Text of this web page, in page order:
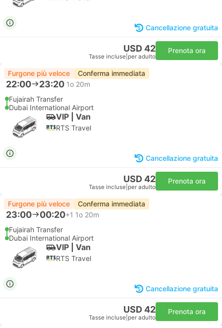
Cancellazione gratuita
USD 42
Tasse incluse per adulto
Prenota ora
Furgone più veloce Conferma immediata
22:00 23:20 1o 20m
Fujairah Transfer
Dubai International Airport
VIP | Van
RTS Travel
Cancellazione gratuita
USD 42
Tasse incluse per adulto
Prenota ora
Furgone più veloce Conferma immediata
23:00 00:20+1 1o 20m
Fujairah Transfer
Dubai International Airport
VIP | Van
RTS Travel
Cancellazione gratuita
USD 42
Tasse incluse per adulto
Prenota ora